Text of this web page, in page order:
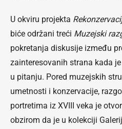
U okviru projekta
biće održani treći Muzejski
pokretanja diskusije između
zainteresovanih strana kada
u pitanju. Pored muzejskih
umetnosti i konzervacije,
portretima iz XVIII veka je
obzirom da je u kolekciji